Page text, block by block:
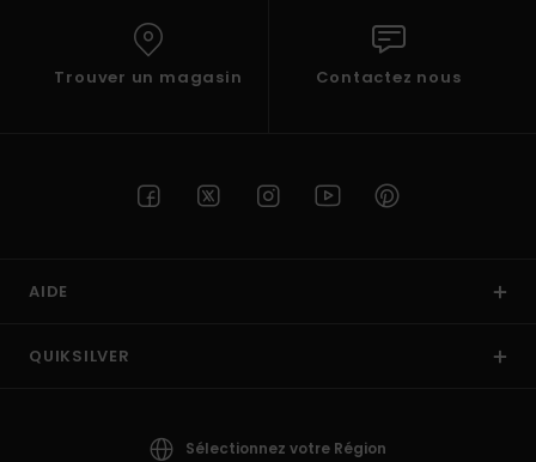
Trouver un magasin Contactez nous
AIDE
QUIKSILVER
Sélectionnez votre Région